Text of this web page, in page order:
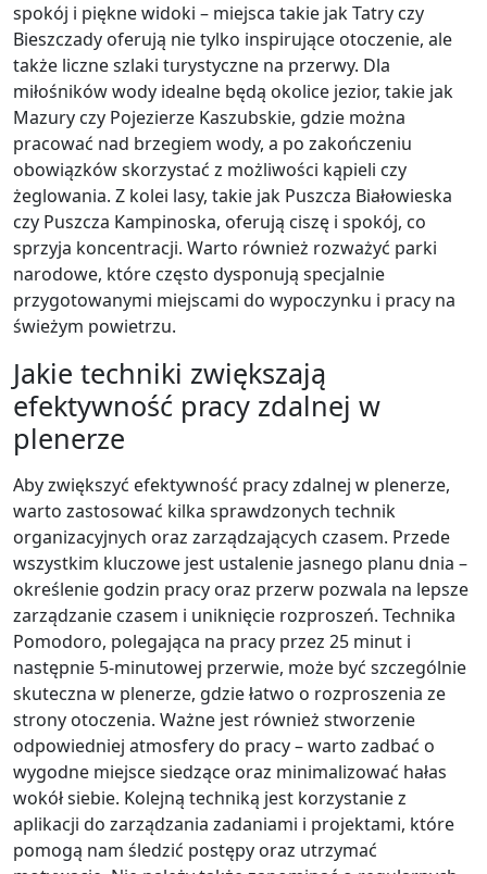
spokój i piękne widoki – miejsca takie jak Tatry czy
Bieszczady oferują nie tylko inspirujące otoczenie, ale
także liczne szlaki turystyczne na przerwy. Dla
miłośników wody idealne będą okolice jezior, takie jak
Mazury czy Pojezierze Kaszubskie, gdzie można
pracować nad brzegiem wody, a po zakończeniu
obowiązków skorzystać z możliwości kąpieli czy
żeglowania. Z kolei lasy, takie jak Puszcza Białowieska
czy Puszcza Kampinoska, oferują ciszę i spokój, co
sprzyja koncentracji. Warto również rozważyć parki
narodowe, które często dysponują specjalnie
przygotowanymi miejscami do wypoczynku i pracy na
świeżym powietrzu.
Jakie techniki zwiększają
efektywność pracy zdalnej w
plenerze
Aby zwiększyć efektywność pracy zdalnej w plenerze,
warto zastosować kilka sprawdzonych technik
organizacyjnych oraz zarządzających czasem. Przede
wszystkim kluczowe jest ustalenie jasnego planu dnia –
określenie godzin pracy oraz przerw pozwala na lepsze
zarządzanie czasem i uniknięcie rozproszeń. Technika
Pomodoro, polegająca na pracy przez 25 minut i
następnie 5-minutowej przerwie, może być szczególnie
skuteczna w plenerze, gdzie łatwo o rozproszenia ze
strony otoczenia. Ważne jest również stworzenie
odpowiedniej atmosfery do pracy – warto zadbać o
wygodne miejsce siedzące oraz minimalizować hałas
wokół siebie. Kolejną techniką jest korzystanie z
aplikacji do zarządzania zadaniami i projektami, które
pomogą nam śledzić postępy oraz utrzymać